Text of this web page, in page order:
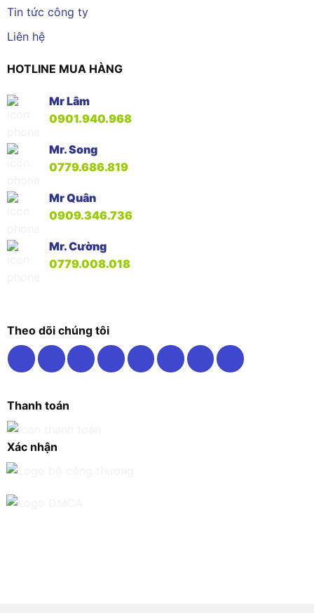
Tin tức công ty
Liên hệ
HOTLINE MUA HÀNG
Mr Lâm
0901.940.968
Mr. Song
0779.686.819
Mr Quân
0909.346.736
Mr. Cường
0779.008.018
Theo dõi chúng tôi
Thanh toán
Xác nhận